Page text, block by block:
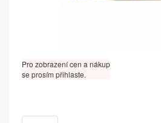
Pro zobrazení cen a nákup
se prosím přihlaste.